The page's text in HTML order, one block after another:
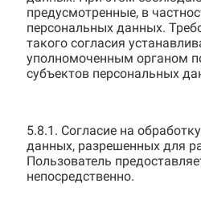
предусмотренные, в
персональных данных.
такого согласия
уполномоченным органом
субъектов персональных
5.8.1. Согласие на
данных, разрешенных для
Пользователь
непосредственно.